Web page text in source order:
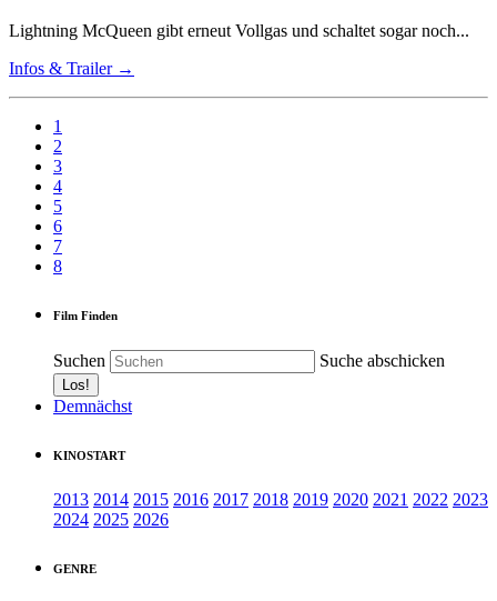
Lightning McQueen gibt erneut Vollgas und schaltet sogar noch...
Infos & Trailer →
1
2
3
4
5
6
7
8
Film Finden
Suchen Suche abschicken
Demnächst
KINOSTART
2013 2014 2015 2016 2017 2018 2019 2020 2021 2022 2023
2024 2025 2026
GENRE